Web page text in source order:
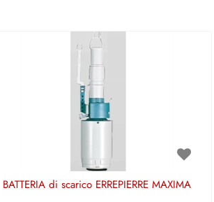
BATTERIA di scarico ERREPIERRE MAXIMA